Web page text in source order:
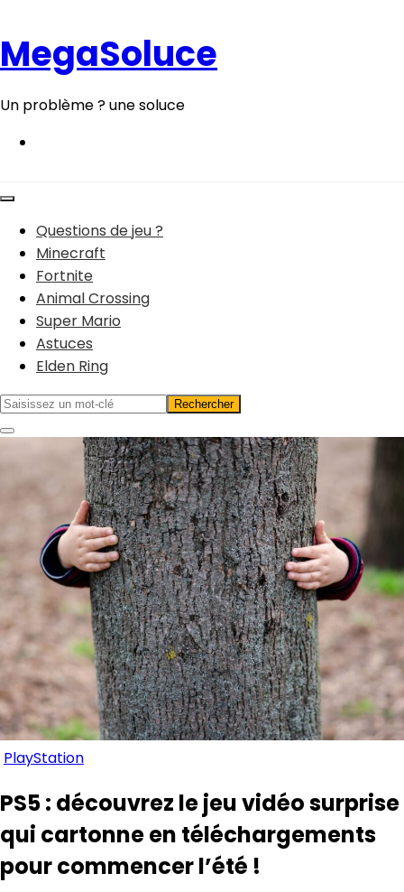
contenu
MegaSoluce
Un problème ? une soluce
Questions de jeu ?
Minecraft
Fortnite
Animal Crossing
Super Mario
Astuces
Elden Ring
PlayStation
PS5 : découvrez le jeu vidéo surprise
qui cartonne en téléchargements
pour commencer l’été !